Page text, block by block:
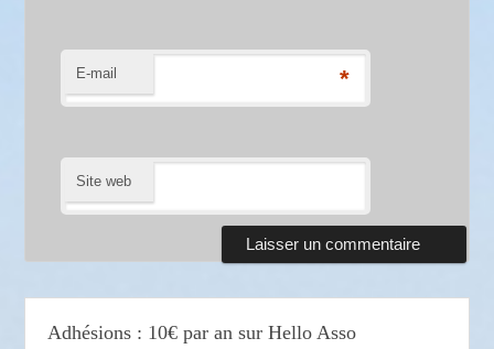
E-mail *
Site web
Adhésions : 10€ par an sur Hello Asso